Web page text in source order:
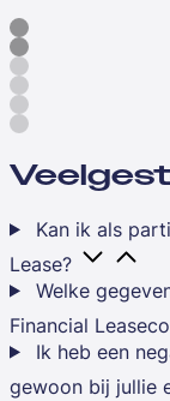
Kan ik als
Lease?
Welke
Financial
Ik heb een
gewoon bij jullie